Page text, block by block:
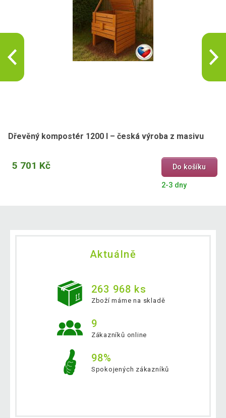
Dřevěný kompostér 1200 l – česká výroba z masivu
5 701 Kč Do košíku
2-3 dny
Aktuálně
263 968 ks
Zboží máme na skladě
9
Zákazníků online
98%
Spokojených zákazníků